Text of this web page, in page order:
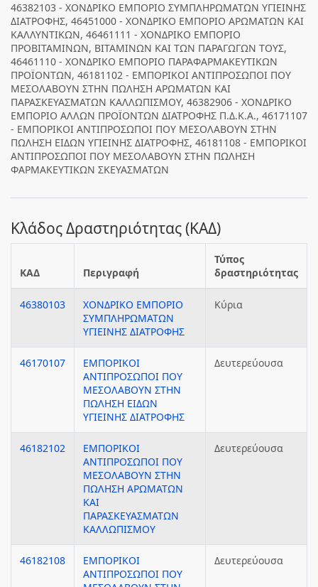
46382103 - ΧΟΝΔΡΙΚΟ ΕΜΠΟΡΙΟ ΣΥΜΠΛΗΡΩΜΑΤΩΝ ΥΓΙΕΙΝΗΣ
ΔΙΑΤΡΟΦΗΣ, 46451000 - ΧΟΝΔΡΙΚΟ ΕΜΠΟΡΙΟ ΑΡΩΜΑΤΩΝ ΚΑΙ
ΚΑΛΛΥΝΤΙΚΩΝ, 46461111 - ΧΟΝΔΡΙΚΟ ΕΜΠΟΡΙΟ
ΠΡΟΒΙΤΑΜΙΝΩΝ, ΒΙΤΑΜΙΝΩΝ ΚΑΙ ΤΩΝ ΠΑΡΑΓΩΓΩΝ ΤΟΥΣ,
46461110 - ΧΟΝΔΡΙΚΟ ΕΜΠΟΡΙΟ ΠΑΡΑΦΑΡΜΑΚΕΥΤΙΚΩΝ
ΠΡΟΪΟΝΤΩΝ, 46181102 - ΕΜΠΟΡΙΚΟΙ ΑΝΤΙΠΡΟΣΩΠΟΙ ΠΟΥ
ΜΕΣΟΛΑΒΟΥΝ ΣΤΗΝ ΠΩΛΗΣΗ ΑΡΩΜΑΤΩΝ ΚΑΙ
ΠΑΡΑΣΚΕΥΑΣΜΑΤΩΝ ΚΑΛΛΩΠΙΣΜΟΥ, 46382906 - ΧΟΝΔΡΙΚΟ
ΕΜΠΟΡΙΟ ΑΛΛΩΝ ΠΡΟΪΟΝΤΩΝ ΔΙΑΤΡΟΦΗΣ Π.Δ.Κ.Α., 46171107
- ΕΜΠΟΡΙΚΟΙ ΑΝΤΙΠΡΟΣΩΠΟΙ ΠΟΥ ΜΕΣΟΛΑΒΟΥΝ ΣΤΗΝ
ΠΩΛΗΣΗ ΕΙΔΩΝ ΥΓΙΕΙΝΗΣ ΔΙΑΤΡΟΦΗΣ, 46181108 - ΕΜΠΟΡΙΚΟΙ
ΑΝΤΙΠΡΟΣΩΠΟΙ ΠΟΥ ΜΕΣΟΛΑΒΟΥΝ ΣΤΗΝ ΠΩΛΗΣΗ
ΦΑΡΜΑΚΕΥΤΙΚΩΝ ΣΚΕΥΑΣΜΑΤΩΝ
Κλάδος Δραστηριότητας (ΚΑΔ)
ΚΑΔ Περιγραφή
Τύπος
δραστηριότητας
46380103
ΧΟΝΔΡΙΚΟ ΕΜΠΟΡΙΟ
ΣΥΜΠΛΗΡΩΜΑΤΩΝ
ΥΓΙΕΙΝΗΣ ΔΙΑΤΡΟΦΗΣ
Κύρια
46170107
ΕΜΠΟΡΙΚΟΙ
ΑΝΤΙΠΡΟΣΩΠΟΙ ΠΟΥ
ΜΕΣΟΛΑΒΟΥΝ ΣΤΗΝ
ΠΩΛΗΣΗ ΕΙΔΩΝ
ΥΓΙΕΙΝΗΣ ΔΙΑΤΡΟΦΗΣ
Δευτερεύουσα
46182102
ΕΜΠΟΡΙΚΟΙ
ΑΝΤΙΠΡΟΣΩΠΟΙ ΠΟΥ
ΜΕΣΟΛΑΒΟΥΝ ΣΤΗΝ
ΠΩΛΗΣΗ ΑΡΩΜΑΤΩΝ
ΚΑΙ
ΠΑΡΑΣΚΕΥΑΣΜΑΤΩΝ
ΚΑΛΛΩΠΙΣΜΟΥ
Δευτερεύουσα
46182108
ΕΜΠΟΡΙΚΟΙ
ΑΝΤΙΠΡΟΣΩΠΟΙ ΠΟΥ
Δευτερεύουσα